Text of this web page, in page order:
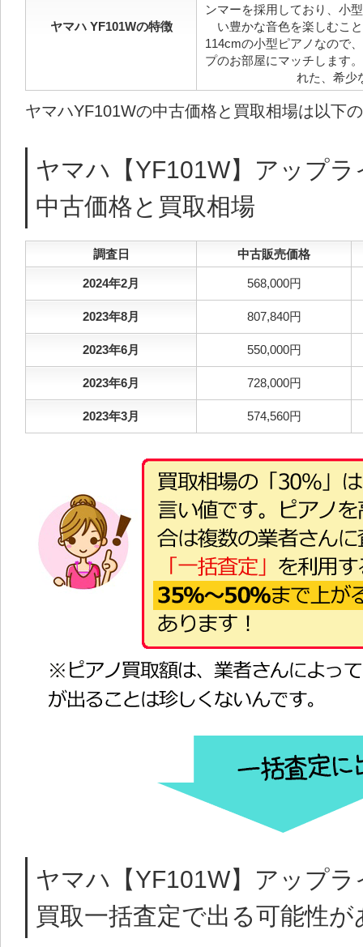
ヤマハ YF101Wの特徴
ンマーを採用しており、小
い豊かな音色を楽しむこ
114cmの小型ピアノなので
プのお部屋にマッチします
れた、希少
ヤマハYF101Wの中古価格と買取相場は以下
ヤマハ【YF101W】アップ
中古価格と買取相場
調査日 中古販売価格
2024年2月 568,000円
2023年8月 807,840円
2023年6月 550,000円
2023年6月 728,000円
2023年3月 574,560円
ヤマハ【YF101W】アップ
買取一括査定で出る可能性が